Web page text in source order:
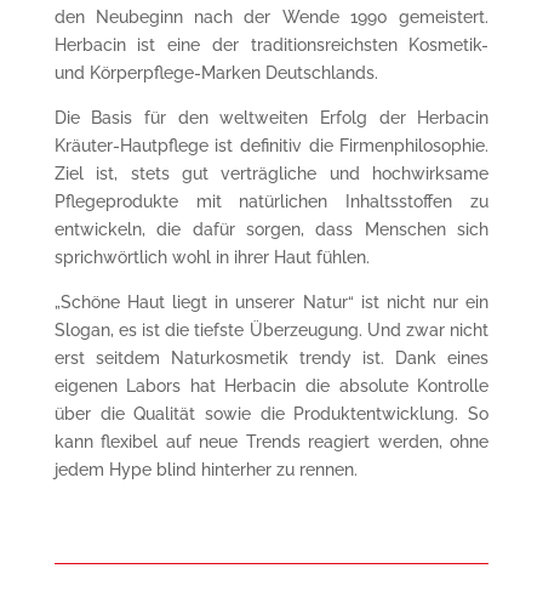
den Neubeginn nach der Wende 1990 gemeistert.
Herbacin ist eine der traditionsreichsten Kosmetik-
und Körperpflege-Marken Deutschlands.
Die Basis für den weltweiten Erfolg der Herbacin
Kräuter-Hautpflege ist definitiv die Firmenphilosophie.
Ziel ist, stets gut verträgliche und hochwirksame
Pflegeprodukte mit natürlichen Inhaltsstoffen zu
entwickeln, die dafür sorgen, dass Menschen sich
sprichwörtlich wohl in ihrer Haut fühlen.
„Schöne Haut liegt in unserer Natur“ ist nicht nur ein
Slogan, es ist die tiefste Überzeugung. Und zwar nicht
erst seitdem Naturkosmetik trendy ist. Dank eines
eigenen Labors hat Herbacin die absolute Kontrolle
über die Qualität sowie die Produktentwicklung. So
kann flexibel auf neue Trends reagiert werden, ohne
jedem Hype blind hinterher zu rennen.